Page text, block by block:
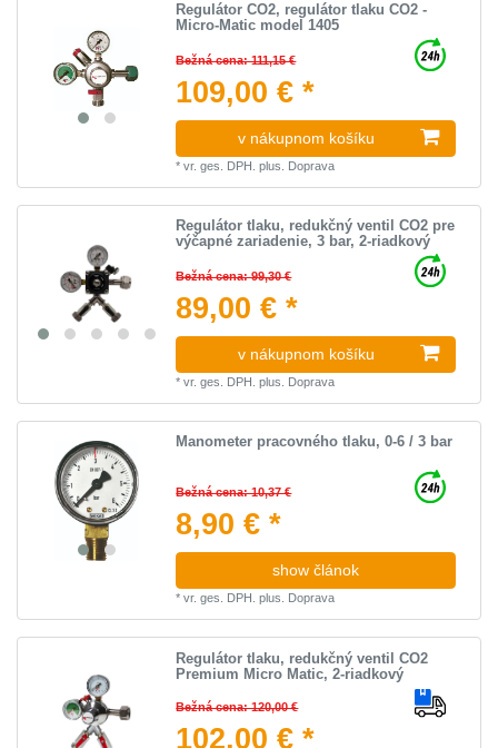
Regulátor CO2, regulátor tlaku CO2 -
Micro-Matic model 1405
Bežná cena: 111,15 €
109,00 € *
v nákupnom košíku
*vr. ges. DPH. plus. Doprava
Regulátor tlaku, redukčný ventil CO2 pre
výčapné zariadenie, 3 bar, 2-riadkový
Bežná cena: 99,30 €
89,00 € *
v nákupnom košíku
*vr. ges. DPH. plus. Doprava
Manometer pracovného tlaku, 0-6 / 3 bar
Bežná cena: 10,37 €
8,90 € *
show článok
*vr. ges. DPH. plus. Doprava
Regulátor tlaku, redukčný ventil CO2
Premium Micro Matic, 2-riadkový
Bežná cena: 120,00 €
102,00 € *